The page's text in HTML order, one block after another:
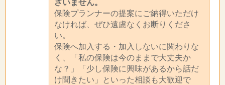
ざいません。
保険プランナーの提案にご納得いただけ
なければ、ぜひ遠慮なくお断りくださ
い。
保険へ加入する・加入しないに関わりな
く、「私の保険は今のままで大丈夫か
な？」「少し保険に興味があるから話だ
け聞きたい」といった相談も大歓迎で